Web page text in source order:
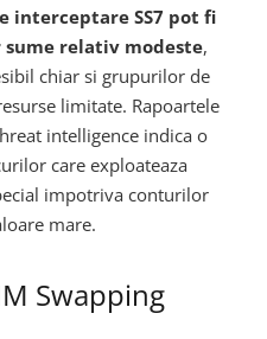
interceptare SS7 pot fi
relativ modeste,
chiar si grupurilor de
limitate. Rapoartele
intelligence indica o
care exploateaza
impotriva conturilor
mare.
Swapping